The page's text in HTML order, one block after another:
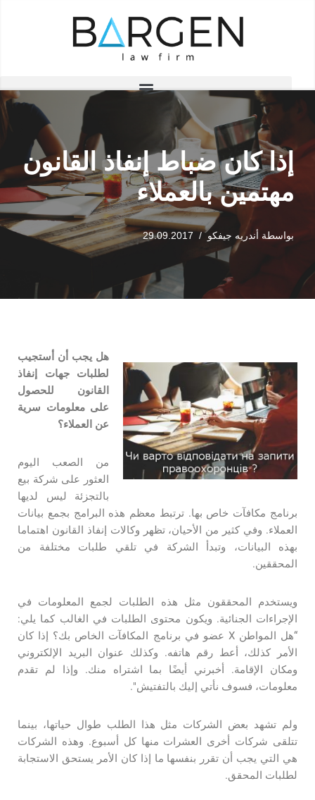
إذا كان ضباط إنفاذ القانون
مهتمين بالعملاء
بواسطة أندريه جيفكو 29.09.2017
هل يجب أن أستجيب
لطلبات جهات إنفاذ
القانون للحصول
على معلومات سرية
عن العملاء؟
من الصعب اليوم
العثور على شركة بيع
بالتجزئة ليس لديها
برنامج مكافآت خاص بها. ترتبط معظم هذه البرامج بجمع بيانات
العملاء. وفي كثير من الأحيان، تظهر وكالات إنفاذ القانون اهتماما
بهذه البيانات، وتبدأ الشركة في تلقي طلبات مختلفة من
المحققين.
ويستخدم المحققون مثل هذه الطلبات لجمع المعلومات في
الإجراءات الجنائية. ويكون محتوى الطلبات في الغالب كما يلي:
“هل المواطن X عضو في برنامج المكافآت الخاص بك؟ إذا كان
الأمر كذلك، أعط رقم هاتفه. وكذلك عنوان البريد الإلكتروني
ومكان الإقامة. أخبرني أيضًا بما اشتراه منك. وإذا لم تقدم
معلومات، فسوف نأتي إليك بالتفتيش".
ولم تشهد بعض الشركات مثل هذا الطلب طوال حياتها، بينما
تتلقى شركات أخرى العشرات منها كل أسبوع. وهذه الشركات
هي التي يجب أن تقرر بنفسها ما إذا كان الأمر يستحق الاستجابة
لطلبات المحقق.